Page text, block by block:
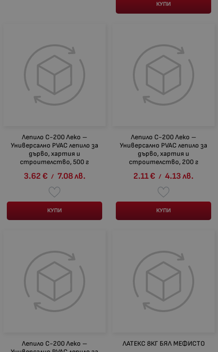
КУПИ
Лепило С-200 Леко –
Универсално PVAC лепило за
дърво, хартия и
строителство, 500 г
3.62€ / 7.08лв.
КУПИ
Лепило С-200 Леко –
Универсално PVAC лепило за
дърво, хартия и
строителство, 200 г
2.11€ / 4.13лв.
КУПИ
Лепило С-200 Леко –
ЛАТЕКС 8КГ БЯЛ МЕФИСТО